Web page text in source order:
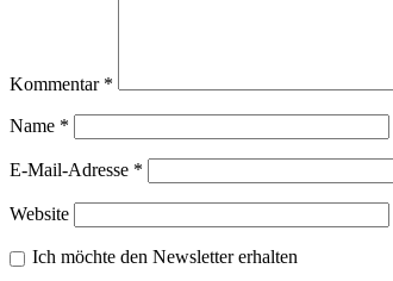
Kommentar *
Name *
E-Mail-Adresse *
Website
Ich möchte den Newsletter erhalten